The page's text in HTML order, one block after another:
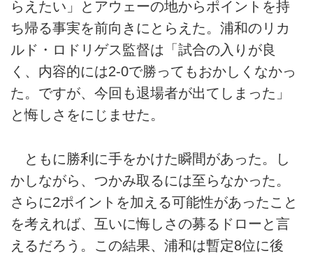
らえたい」とアウェーの地からポイントを持
ち帰る事実を前向きにとらえた。浦和のリカ
ルド・ロドリゲス監督は「試合の入りが良
く、内容的には2-0で勝ってもおかしくなかっ
た。ですが、今回も退場者が出てしまった」
と悔しさをにじませた。
ともに勝利に手をかけた瞬間があった。し
かしながら、つかみ取るには至らなかった。
さらに2ポイントを加える可能性があったこと
を考えれば、互いに悔しさの募るドローと言
えるだろう。この結果、浦和は暫定8位に後